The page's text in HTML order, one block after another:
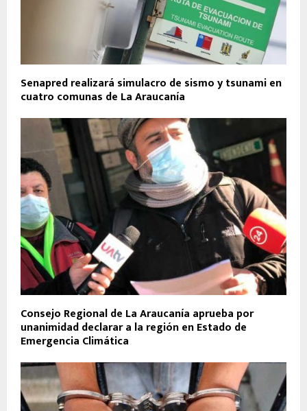
Senapred realizará simulacro de sismo y tsunami en
cuatro comunas de La Araucanía
Consejo Regional de La Araucanía aprueba por
unanimidad declarar a la región en Estado de
Emergencia Climática